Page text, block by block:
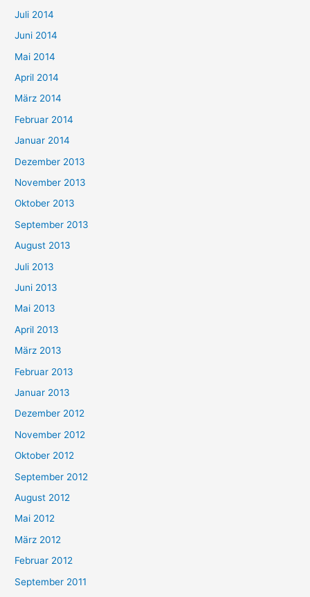
Juli 2014
Juni 2014
Mai 2014
April 2014
März 2014
Februar 2014
Januar 2014
Dezember 2013
November 2013
Oktober 2013
September 2013
August 2013
Juli 2013
Juni 2013
Mai 2013
April 2013
März 2013
Februar 2013
Januar 2013
Dezember 2012
November 2012
Oktober 2012
September 2012
August 2012
Mai 2012
März 2012
Februar 2012
September 2011